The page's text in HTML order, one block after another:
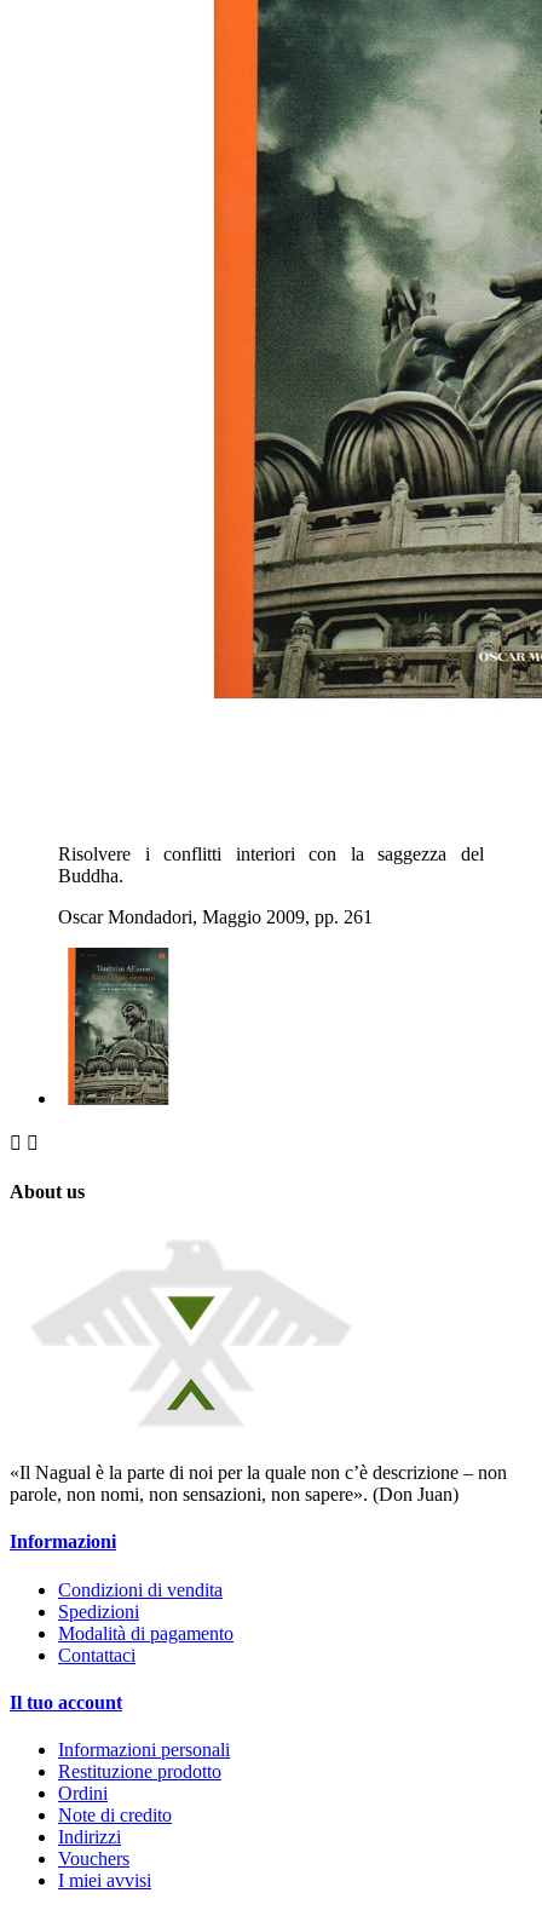
Risolvere i conflitti interiori con la saggezza del
Buddha.
Oscar Mondadori, Maggio 2009, pp. 261
 
About us
«Il Nagual è la parte di noi per la quale non c’è descrizione – non
parole, non nomi, non sensazioni, non sapere». (Don Juan)
Informazioni
Condizioni di vendita
Spedizioni
Modalità di pagamento
Contattaci
Il tuo account
Informazioni personali
Restituzione prodotto
Ordini
Note di credito
Indirizzi
Vouchers
I miei avvisi